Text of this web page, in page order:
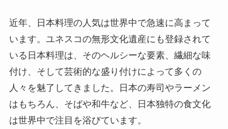
近年、日本料理の人気は世界中で急速に高まって
います。ユネスコの無形文化遺産にも登録されて
いる日本料理は、そのヘルシーな要素、繊細な味
付け、そして芸術的な盛り付けによって多くの
人々を魅了してきました。日本の寿司やラーメン
はもちろん、そばや和牛など、日本独特の食文化
は世界中で注目を浴びています。